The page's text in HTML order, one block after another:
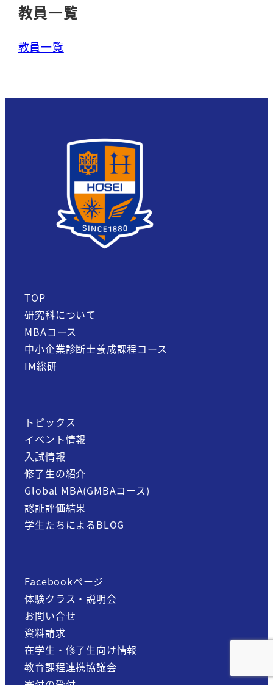
教員一覧
教員一覧
TOP
研究科について
MBAコース
中小企業診断士養成課程コース
IM総研
トピックス
イベント情報
入試情報
修了生の紹介
Global MBA(GMBAコース)
認証評価結果
学生たちによるBLOG
Facebookページ
体験クラス・説明会
お問い合せ
資料請求
在学生・修了生向け情報
教育課程連携協議会